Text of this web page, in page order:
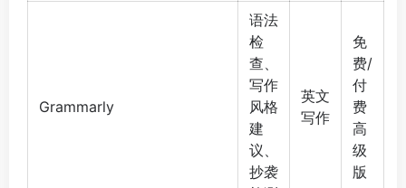
Grammarly
语法
检
查、
写作
风格
建
议、
抄袭
英文
写作
免
费/
付
费
高
级
版